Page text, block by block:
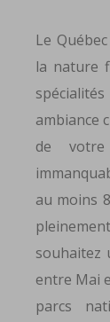
Le
la nature
spécialités
ambiance
de
au moins
souhaitez
entre Mai
parcs